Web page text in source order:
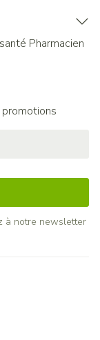
Pharmacien
à notre newsletter